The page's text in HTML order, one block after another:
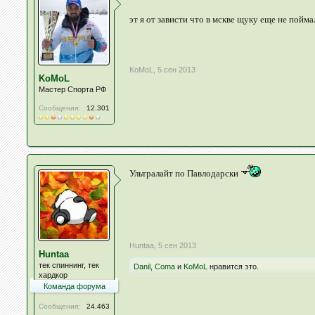
KoMoL
Мастер Спорта РФ
Сообщения: 12.301
эт я от зависти что в мскве щуку еще не
KoMoL 5 сен 2013
Huntaa
тек спиннинг, тек
хардкор
Команда форума
Сообщения:
24.463
Ультралайт по Павлодарски
Huntaa 5 сен 2013
Danil ,Coma и KoMoL нравится это.